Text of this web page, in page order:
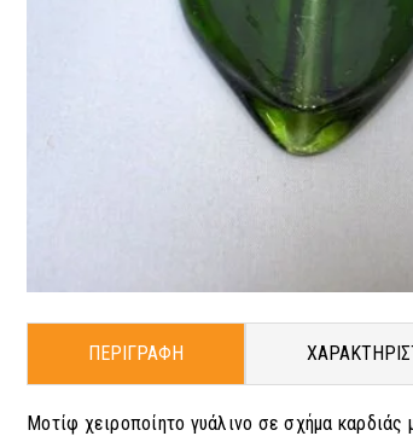
ΠΕΡΙΓΡΑΦΗ
Μοτίφ χειροποίητο γυάλινο σε σχήμα